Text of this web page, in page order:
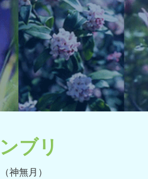
ブリ
神無月）